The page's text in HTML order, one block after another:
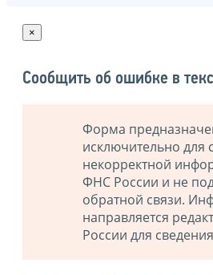
×
Сообщить об ошибке в
Форма
исключительно для
некорректной
ФНС России и не
обратной связи.
направляется
России для